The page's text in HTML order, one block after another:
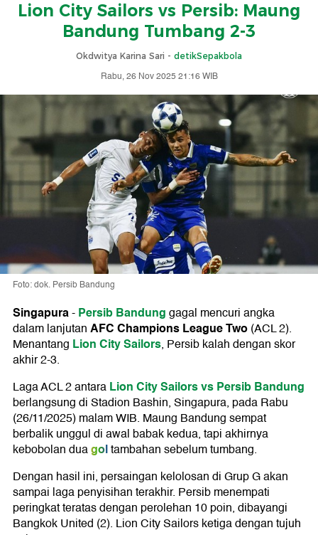
Lion City Sailors vs Persib: Maung
Bandung Tumbang 2-3
Okdwitya Karina Sari - detikSepakbola
Rabu, 26 Nov 2025 21:16 WIB
Foto: dok. Persib Bandung
Singapura-Persib Bandunggagal mencuri angka
dalam lanjutanAFC Champions League Two(ACL 2).
Menantang Lion City Sailors, Persib kalah dengan skor
akhir 2-3.
Laga ACL 2 antaraLion City Sailors vs Persib Bandung
berlangsung di Stadion Bashin, Singapura, pada Rabu
(26/11/2025) malam WIB. Maung Bandung sempat
berbalik unggul di awal babak kedua, tapi akhirnya
kebobolan duagoltambahan sebelum tumbang.
Dengan hasil ini, persaingan kelolosan di Grup G akan
sampai laga penyisihan terakhir. Persib menempati
peringkat teratas dengan perolehan 10 poin, dibayangi
Bangkok United (2). Lion City Sailors ketiga dengan tujuh